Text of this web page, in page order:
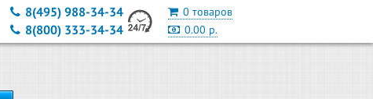
0 товаров
0.00 р.
8(495) 988-34-34
8(800) 333-34-34